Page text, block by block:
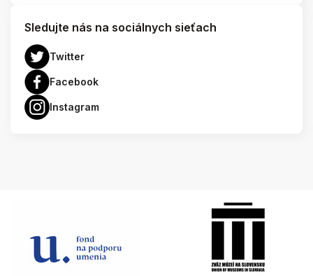
Sledujte nás na sociálnych sieťach
Twitter
Facebook
Instagram